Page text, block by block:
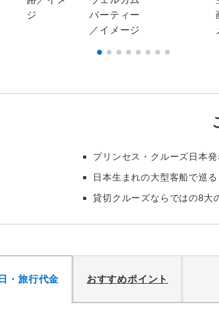
プリンセス・クルーズ日本
日本生まれの大型客船で巡
貸切クルーズならではの8大
・旅行代金 おすすめポイント